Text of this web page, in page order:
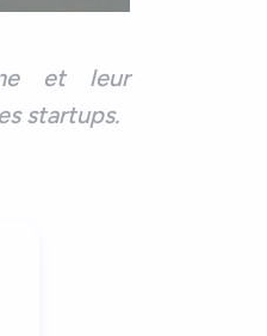
et leur
startups.